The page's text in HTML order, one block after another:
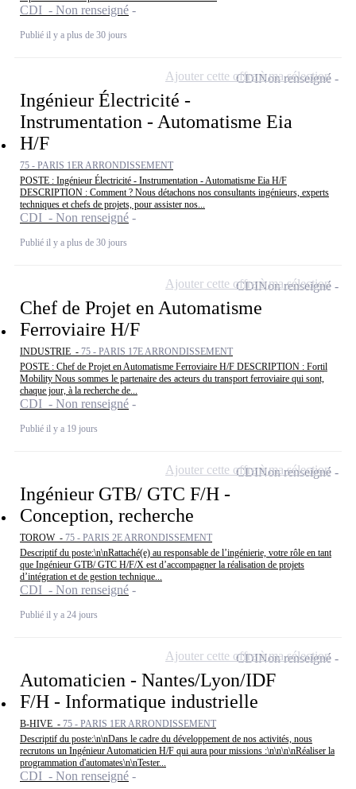
CDI - Non renseigné
Publié il y a plus de 30 jours
Ingénieur Électricité -
Instrumentation - Automatisme Eia
H/F
75 - PARIS 1ER ARRONDISSEMENT
POSTE : Ingénieur Électricité - Instrumentation - Automatisme Eia H/F
DESCRIPTION : Comment ? Nous détachons nos consultants ingénieurs, experts
techniques et chefs de projets, pour assister nos...
CDI - Non renseigné
Publié il y a plus de 30 jours
CDINon renseigné
Ajouter cette offre à ma sélection
Chef de Projet en Automatisme
Ferroviaire H/F
INDUSTRIE - 75 - PARIS 17E ARRONDISSEMENT
POSTE : Chef de Projet en Automatisme Ferroviaire H/F DESCRIPTION : Fortil
Mobility Nous sommes le partenaire des acteurs du transport ferroviaire qui sont,
chaque jour, à la recherche de...
CDI - Non renseigné
Publié il y a 19 jours
CDINon renseigné
Ajouter cette offre à ma sélection
Ingénieur GTB/ GTC F/H -
Conception, recherche
TOROW - 75 - PARIS 2E ARRONDISSEMENT
Descriptif du poste:\n\nRattaché(e) au responsable de l’ingénierie, votre rôle en tant
que Ingénieur GTB/ GTC H/F/X est d’accompagner la réalisation de projets
d’intégration et de gestion technique...
CDI - Non renseigné
Publié il y a 24 jours
CDINon renseigné
Ajouter cette offre à ma sélection
Automaticien - Nantes/Lyon/IDF
F/H - Informatique industrielle
B-HIVE - 75 - PARIS 1ER ARRONDISSEMENT
Descriptif du poste:\n\nDans le cadre du développement de nos activités, nous
recrutons un Ingénieur Automaticien H/F qui aura pour missions :\n\n\n\nRéaliser la
programmation d'automates\n\nTester...
CDI - Non renseigné
CDINon renseigné
Ajouter cette offre à ma sélection